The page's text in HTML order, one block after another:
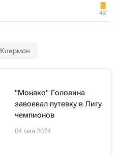
43‎’‎
Клермон
"Монако" Головина
завоевал путевку в Лигу
чемпионов
04 мая 2024